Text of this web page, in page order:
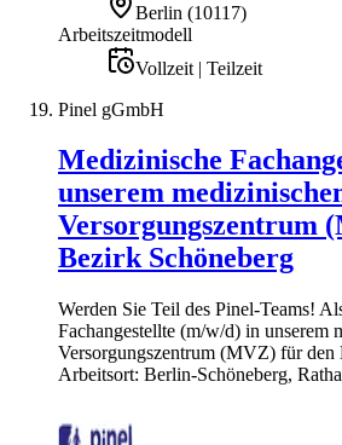
Berlin (10117)
Arbeitszeitmodell
Vollzeit | Teilzeit
Pinel gGmbH
Medizinische
unserem
Versorgungszentrum
Bezirk Schöneberg
Werden Sie Teil des Pinel-Teams!
Fachangestellte (m/w/d) in unserem
Versorgungszentrum (MVZ) für den
Arbeitsort: Berlin-Schöneberg,